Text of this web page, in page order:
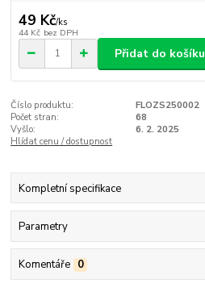
49 Kč/ks
44 Kč bez DPH
Přidat do košíku
Číslo produktu:
FLOZS250002
Počet stran:
68
Vyšlo:
6. 2. 2025
Hlídat cenu / dostupnost
Kompletní specifikace
Parametry
Komentáře 0